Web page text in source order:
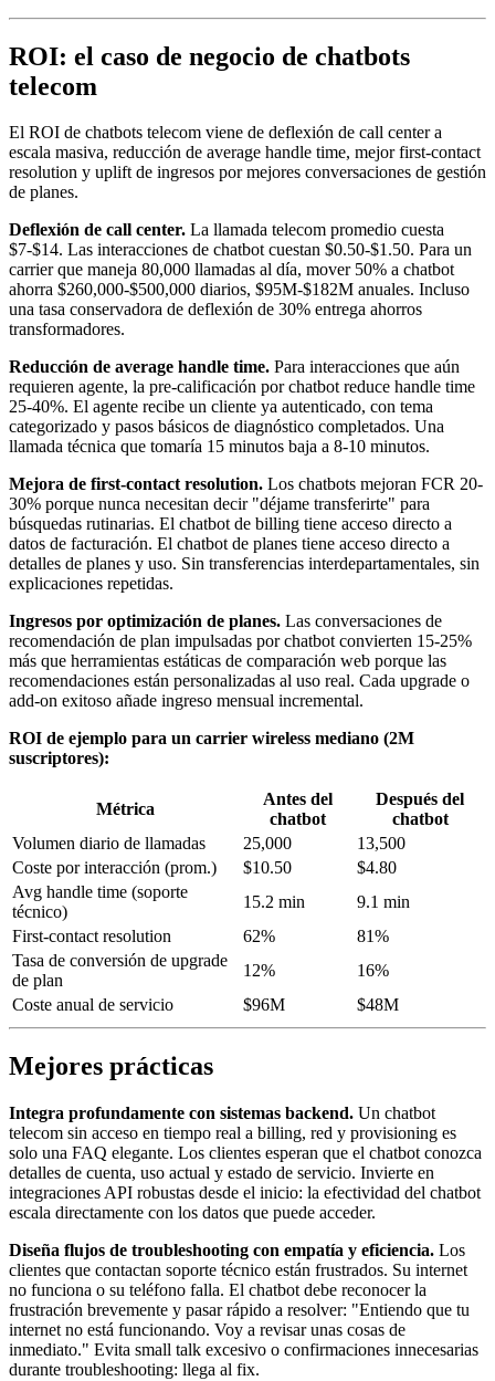
ROI: el caso de negocio de chatbots
telecom
El ROI de chatbots telecom viene de deflexión de call center a
escala masiva, reducción de average handle time, mejor first-contact
resolution y uplift de ingresos por mejores conversaciones de gestión
de planes.
Deflexión de call center. La llamada telecom promedio cuesta
$7-$14. Las interacciones de chatbot cuestan $0.50-$1.50. Para un
carrier que maneja 80,000 llamadas al día, mover 50% a chatbot
ahorra $260,000-$500,000 diarios, $95M-$182M anuales. Incluso
una tasa conservadora de deflexión de 30% entrega ahorros
transformadores.
Reducción de average handle time. Para interacciones que aún
requieren agente, la pre-calificación por chatbot reduce handle time
25-40%. El agente recibe un cliente ya autenticado, con tema
categorizado y pasos básicos de diagnóstico completados. Una
llamada técnica que tomaría 15 minutos baja a 8-10 minutos.
Mejora de first-contact resolution. Los chatbots mejoran FCR 20-
30% porque nunca necesitan decir "déjame transferirte" para
búsquedas rutinarias. El chatbot de billing tiene acceso directo a
datos de facturación. El chatbot de planes tiene acceso directo a
detalles de planes y uso. Sin transferencias interdepartamentales, sin
explicaciones repetidas.
Ingresos por optimización de planes. Las conversaciones de
recomendación de plan impulsadas por chatbot convierten 15-25%
más que herramientas estáticas de comparación web porque las
recomendaciones están personalizadas al uso real. Cada upgrade o
add-on exitoso añade ingreso mensual incremental.
ROI de ejemplo para un carrier wireless mediano (2M
suscriptores):
Métrica
Antes del
chatbot
Después del
chatbot
Volumen diario de llamadas
25,000
13,500
Coste por interacción (prom.)
$10.50
$4.80
Avg handle time (soporte
técnico)
15.2 min
9.1 min
First-contact resolution
62%
81%
Tasa de conversión de upgrade
de plan
12%
16%
Coste anual de servicio
$96M $48M
Mejores prácticas
Integra profundamente con sistemas backend. Un chatbot
telecom sin acceso en tiempo real a billing, red y provisioning es
solo una FAQ elegante. Los clientes esperan que el chatbot conozca
detalles de cuenta, uso actual y estado de servicio. Invierte en
integraciones API robustas desde el inicio: la efectividad del chatbot
escala directamente con los datos que puede acceder.
Diseña flujos de troubleshooting con empatía y eficiencia. Los
clientes que contactan soporte técnico están frustrados. Su internet
no funciona o su teléfono falla. El chatbot debe reconocer la
frustración brevemente y pasar rápido a resolver: "Entiendo que tu
internet no está funcionando. Voy a revisar unas cosas de
inmediato." Evita small talk excesivo o confirmaciones innecesarias
durante troubleshooting: llega al fix.